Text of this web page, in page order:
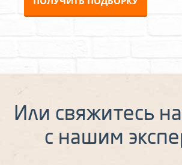
Или свяжитесь
с нашим